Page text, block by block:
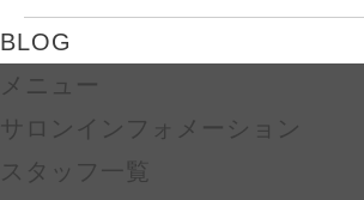
BLOG
メニュー
サロンインフォメーション
スタッフ一覧